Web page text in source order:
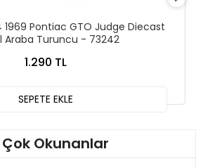
1969 Pontiac GTO Judge Diecast
Araba Turuncu - 73242
1.290 TL
SEPETE EKLE
Çok Okunanlar